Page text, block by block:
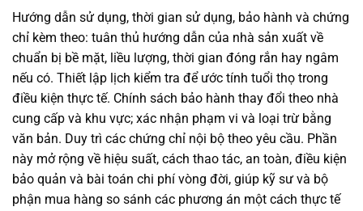
Hướng dẫn sử dụng, thời gian sử dụng, bảo hành và chứng
chỉ kèm theo: tuân thủ hướng dẫn của nhà sản xuất về
chuẩn bị bề mặt, liều lượng, thời gian đóng rắn hay ngâm
nếu có. Thiết lập lịch kiểm tra để ước tính tuổi thọ trong
điều kiện thực tế. Chính sách bảo hành thay đổi theo nhà
cung cấp và khu vực; xác nhận phạm vi và loại trừ bằng
văn bản. Duy trì các chứng chỉ nội bộ theo yêu cầu. Phần
này mở rộng về hiệu suất, cách thao tác, an toàn, điều kiện
bảo quản và bài toán chi phí vòng đời, giúp kỹ sư và bộ
phận mua hàng so sánh các phương án một cách thực tế